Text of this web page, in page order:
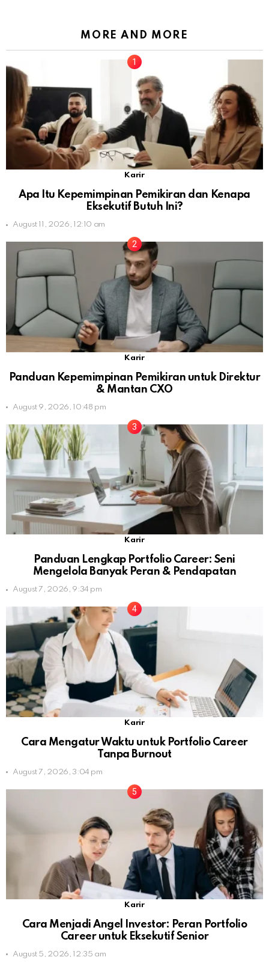
MORE AND MORE
Karir
Apa Itu Kepemimpinan Pemikiran dan Kenapa
Eksekutif Butuh Ini?
August 11, 2026, 12:10 am
Karir
Panduan Kepemimpinan Pemikiran untuk Direktur
& Mantan CXO
August 9, 2026, 10:48 pm
Karir
Panduan Lengkap Portfolio Career: Seni
Mengelola Banyak Peran & Pendapatan
August 7, 2026, 9:34 pm
Karir
Cara Mengatur Waktu untuk Portfolio Career
Tanpa Burnout
August 7, 2026, 3:04 pm
Karir
Cara Menjadi Angel Investor: Peran Portfolio
Career untuk Eksekutif Senior
August 5, 2026, 12:35 am